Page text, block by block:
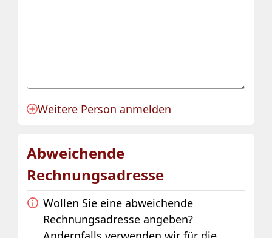
Anmeldung für eine Person angelegt.
Weitere Person anmelden
Abweichende
Rechnungsadresse
Wollen Sie eine abweichende
Rechnungsadresse angeben?